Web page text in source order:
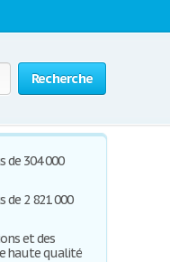
Recherche
de 304 000
de 2 821 000
et des
haute qualité